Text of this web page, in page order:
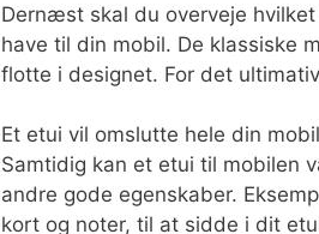
Dernæst skal du overveje
have til din mobil. De klassiske
flotte i designet. For det
Et etui vil omslutte hele din
Samtidig kan et etui til mobilen
andre gode egenskaber.
kort og noter, til at sidde i dit